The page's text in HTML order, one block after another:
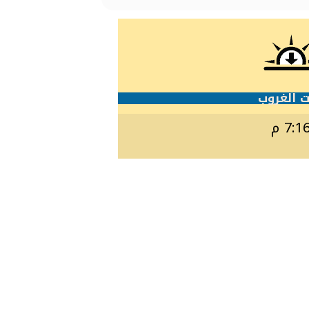
الغروب
م